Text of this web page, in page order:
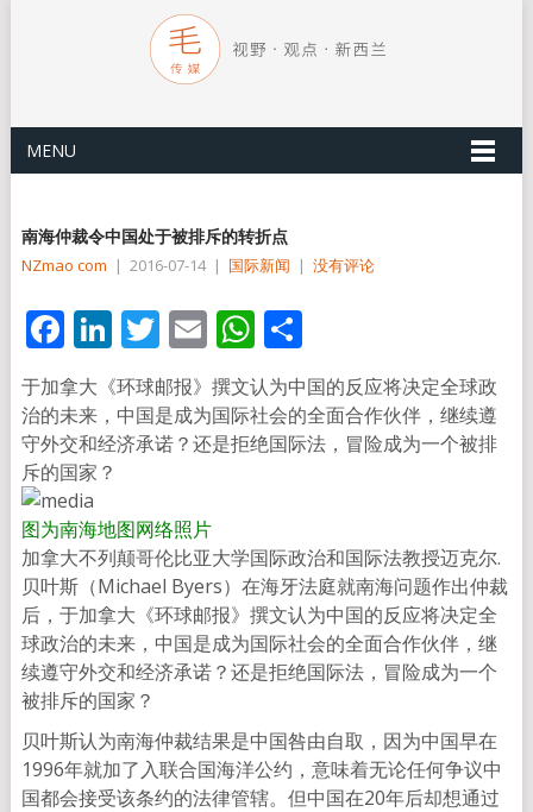
MENU
南海仲裁令中国处于被排斥的转折点
NZmao com | 2016-07-14 | 国际新闻 | 没有评论
Facebook
LinkedIn
Twitter
EmailWhatsApp
分
享
于加拿大《环球邮报》撰文认为中国的反应将决定全球政
治的未来，中国是成为国际社会的全面合作伙伴，继续遵
守外交和经济承诺？还是拒绝国际法，冒险成为一个被排
斥的国家？
图为南海地图网络照片
加拿大不列颠哥伦比亚大学国际政治和国际法教授迈克尔.
贝叶斯（Michael Byers）在海牙法庭就南海问题作出仲裁
后，于加拿大《环球邮报》撰文认为中国的反应将决定全
球政治的未来，中国是成为国际社会的全面合作伙伴，继
续遵守外交和经济承诺？还是拒绝国际法，冒险成为一个
被排斥的国家？
贝叶斯认为南海仲裁结果是中国咎由自取，因为中国早在
1996年就加了入联合国海洋公约，意味着无论任何争议中
国都会接受该条约的法律管辖。但中国在20年后却想通过